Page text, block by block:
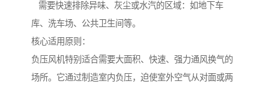
需要快速排除异味、灰尘或水汽的区域：如地下车
库、洗车场、公共卫生间等。
核心适用原则：
负压风机特别适合需要大面积、快速、强力通风换气的
场所。它通过制造室内负压，迫使室外空气从对面或两